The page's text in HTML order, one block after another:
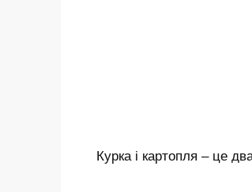
Курка і картопля – це